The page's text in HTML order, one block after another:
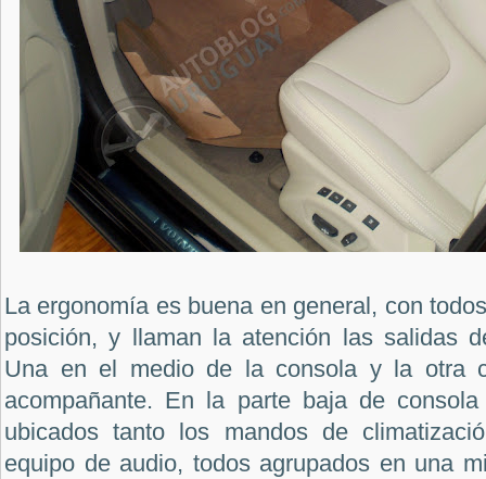
La ergonomía es buena en general, con
posición, y llaman la atención las salidas
Una en el medio de la consola y la otra
acompañante. En la parte baja de
ubicados tanto los mandos de
equipo de audio, todos agrupados en una